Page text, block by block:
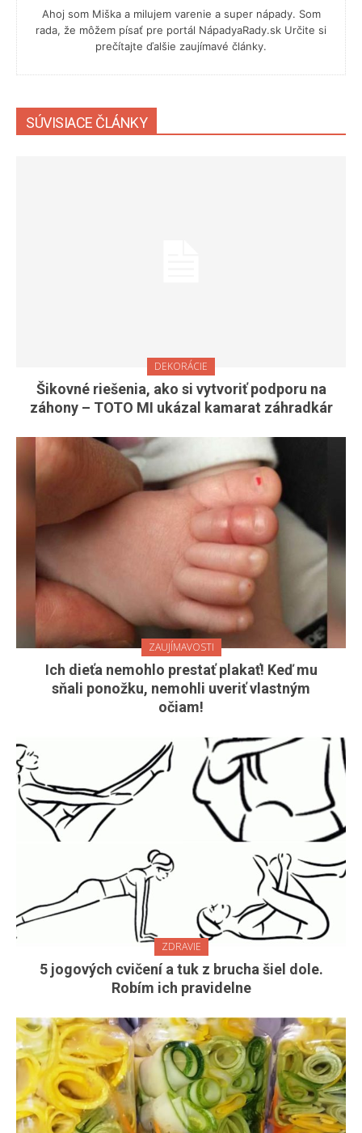
Ahoj som Miška a milujem varenie a super nápady. Som
rada, že môžem písať pre portál NápadyaRady.sk Určite si
prečítajte ďalšie zaujímavé články.
SÚVISIACE ČLÁNKY
DEKORÁCIE
Šikovné riešenia, ako si vytvoriť podporu na
záhony – TOTO MI ukázal kamarat záhradkár
ZAUJÍMAVOSTI
Ich dieťa nemohlo prestať plakať! Keď mu
sňali ponožku, nemohli uveriť vlastným
očiam!
ZDRAVIE
5 jogových cvičení a tuk z brucha šiel dole.
Robím ich pravidelne